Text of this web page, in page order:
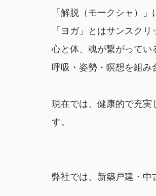
「解脱（モークシャ）
「ヨガ」とはサンスク
心と体、魂が繋がってい
呼吸・姿勢・瞑想を組み
現在では、健康的で充実
す。
弊社では、新築戸建・中